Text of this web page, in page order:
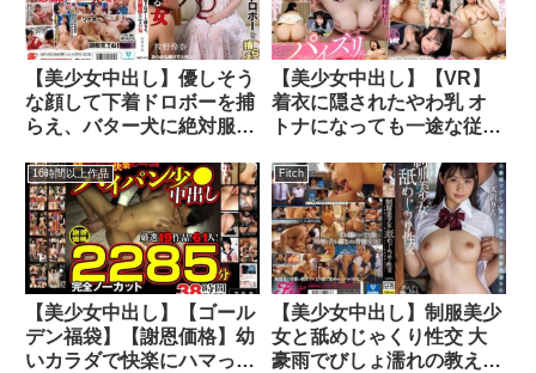
女子の太腿やお尻や着衣放
尿までも！！身体にフィッ
トするウェアのキワキワを
超接写＆完全着衣でハメ撮
り
【美少女中出し】優しそう
な顔して下着ドロボーを捕
らえ、バター犬に絶対服従
【美少女中出し】【VR】
着衣に隠されたやわ乳 オ
トナになっても一途な従妹
ボク 弥生みづき
16時間以上作品
【美少女中出し】【ゴール
デン福袋】【謝恩価格】幼
いカラダで快楽にハマった
Fitch
【美少女中出し】制服美少
女と舐めじゃくり性交 大
豪雨でびしょ濡れの教え子